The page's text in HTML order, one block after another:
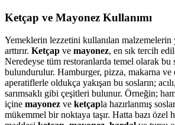
Ketçap ve Mayonez Kullanımı
Yemeklerin lezzetini kullanılan malzemelerin
arttırır. Ketçap ve mayonez, en sık tercih
Neredeyse tüm restoranlarda temel olarak bu
bulundurulur. Hamburger, pizza, makarna ve
aperatiflerle oldukça yakışan bu sosların;
sarımsaklı gibi çeşitleri bulunur. Örneğin;
içine mayonez ve ketçapla hazırlanmış
mükemmel bir noktaya taşır. Hatta bazı özel